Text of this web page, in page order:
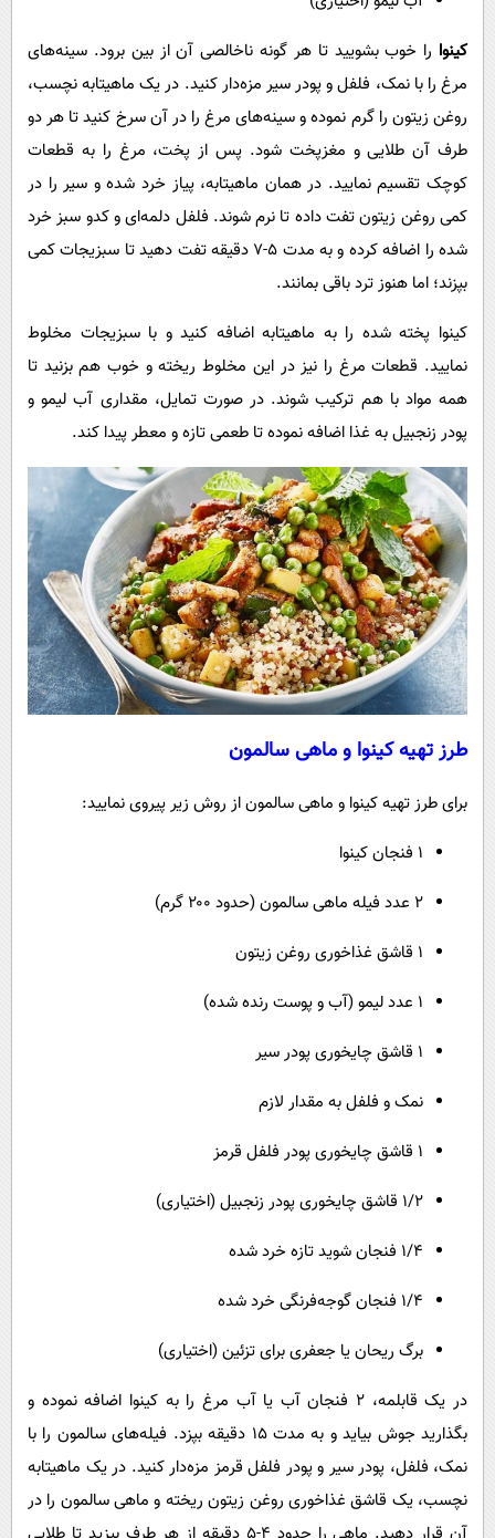
کینوا را خوب بشویید تا هر گونه ناخالصی آن از بین برود. سینه‌های
مرغ را با نمک، فلفل و پودر سیر مزه‌دار کنید. در یک ماهیتابه نچسب،
روغن زیتون را گرم نموده و سینه‌های مرغ را در آن سرخ کنید تا هر دو
طرف آن طلایی و مغزپخت شود. پس از پخت، مرغ را به قطعات
کوچک تقسیم نمایید. در همان ماهیتابه، پیاز خرد شده و سیر را در
کمی روغن زیتون تفت داده تا نرم شوند. فلفل دلمه‌ای و کدو سبز خرد
شده را اضافه کرده و به مدت ۵-۷ دقیقه تفت دهید تا سبزیجات کمی
بپزند؛ اما هنوز ترد باقی بمانند.
کینوا پخته شده را به ماهیتابه اضافه کنید و با سبزیجات مخلوط
نمایید. قطعات مرغ را نیز در این مخلوط ریخته و خوب هم بزنید تا
همه مواد با هم ترکیب شوند. در صورت تمایل، مقداری آب لیمو و
پودر زنجبیل به غذا اضافه نموده تا طعمی تازه و معطر پیدا کند.
طرز تهیه کینوا و ماهی سالمون
برای طرز تهیه کینوا و ماهی سالمون از روش زیر پیروی نمایید:
۱ فنجان کینوا
۲ عدد فیله ماهی سالمون (حدود ۲۰۰ گرم)
۱ قاشق غذاخوری روغن زیتون
۱ عدد لیمو (آب و پوست رنده شده)
۱ قاشق چایخوری پودر سیر
نمک و فلفل به مقدار لازم
۱ قاشق چایخوری پودر فلفل قرمز
۱/۲ قاشق چایخوری پودر زنجبیل (اختیاری)
۱/۴ فنجان شوید تازه خرد شده
۱/۴ فنجان گوجه‌فرنگی خرد شده
برگ ریحان یا جعفری برای تزئین (اختیاری)
در یک قابلمه، ۲ فنجان آب یا آب مرغ را به کینوا اضافه نموده و
بگذارید جوش بیاید و به مدت 15 دقیقه بپزد. فیله‌های سالمون را با
نمک، فلفل، پودر سیر و پودر فلفل قرمز مزه‌دار کنید. در یک ماهیتابه
نچسب، یک قاشق غذاخوری روغن زیتون ریخته و ماهی سالمون را در